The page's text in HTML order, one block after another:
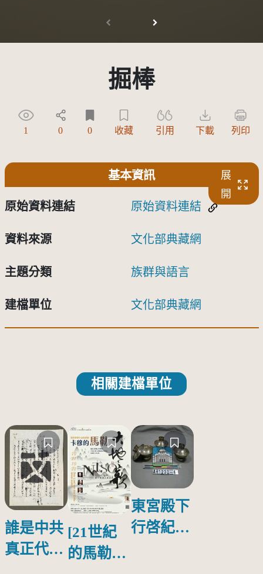
掘棒
1 0 0 收藏 引用 下載 列印
基本資訊
展
開
原始資料連結 原始資料連結
資料來源 文化部典藏網
主題分類 族群與語言
建檔單位 文化部典藏網
相關建檔單位
誰是中共
真正代言
[21世紀
的馬勒、
東宮殿下
行啓紀念